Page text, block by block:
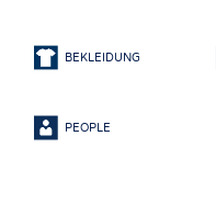
GEWEBE
VLIESSTOFFE
BEKLEIDUNG
PEOPLE